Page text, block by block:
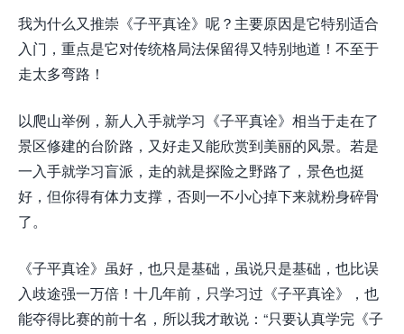
我为什么又推崇《子平真诠》呢？主要原因是它特别适合
入门，重点是它对传统格局法保留得又特别地道！不至于
走太多弯路！
以爬山举例，新人入手就学习《子平真诠》相当于走在了
景区修建的台阶路，又好走又能欣赏到美丽的风景。若是
一入手就学习盲派，走的就是探险之野路了，景色也挺
好，但你得有体力支撑，否则一不小心掉下来就粉身碎骨
了。
《子平真诠》虽好，也只是基础，虽说只是基础，也比误
入歧途强一万倍！十几年前，只学习过《子平真诠》，也
能夺得比赛的前十名，所以我才敢说：“只要认真学完《子